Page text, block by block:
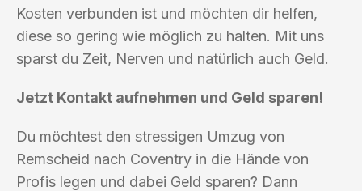
Kosten verbunden ist und möchten dir helfen,
diese so gering wie möglich zu halten. Mit uns
sparst du Zeit, Nerven und natürlich auch Geld.
Jetzt Kontakt aufnehmen und Geld sparen!
Du möchtest den stressigen Umzug von
Remscheid nach Coventry in die Hände von
Profis legen und dabei Geld sparen? Dann